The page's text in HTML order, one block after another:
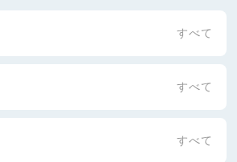
すべて
すべて
すべて